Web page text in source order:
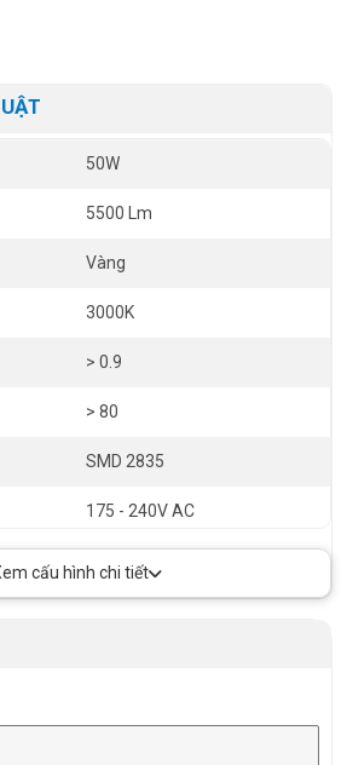
50W
5500 Lm
Vàng
3000K
> 0.9
> 80
SMD 2835
175 - 240V AC
cấu hình chi tiết